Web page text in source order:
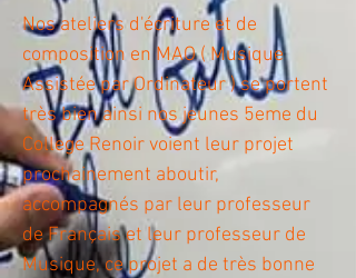
Nos ateliers d'écriture et de
composition en MAO ( Musique
Assistée par Ordinateur ) se portent
très bien ainsi nos jeunes 5eme du
College Renoir voient leur projet
prochainement aboutir,
accompagnés par leur professeur
de Français et leur professeur de
Musique, ce projet a de très bonne